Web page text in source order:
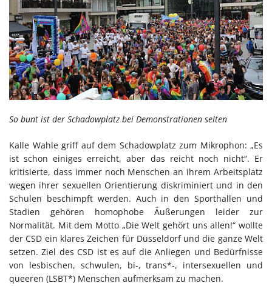
So bunt ist der Schadowplatz bei Demonstrationen selten
Kalle Wahle griff auf dem Schadowplatz zum Mikrophon: „Es
ist schon einiges erreicht, aber das reicht noch nicht“. Er
kritisierte, dass immer noch Menschen an ihrem Arbeitsplatz
wegen ihrer sexuellen Orientierung diskriminiert und in den
Schulen beschimpft werden. Auch in den Sporthallen und
Stadien gehören homophobe Äußerungen leider zur
Normalität. Mit dem Motto „Die Welt gehört uns allen!“ wollte
der CSD ein klares Zeichen für Düsseldorf und die ganze Welt
setzen. Ziel des CSD ist es auf die Anliegen und Bedürfnisse
von lesbischen, schwulen, bi-, trans*-, intersexuellen und
queeren (LSBT*) Menschen aufmerksam zu machen.